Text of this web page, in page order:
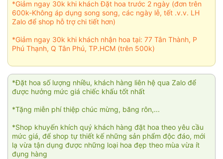
*Giảm ngay 30k khi khách Đặt hoa trước 2 ngày (đơn trên
600k-Không áp dụng song song, các ngày lễ, tết .v.v. LH
Zalo để shop hỗ trợ chi tiết hơn)
*Giảm ngay 30k khi khách nhận hoa tại: 77 Tân Thành, P
Phú Thạnh, Q Tân Phú, TP.HCM (trên 500k)
*Đặt hoa số lượng nhiều, khách hàng liên hệ qua Zalo để
được hưởng mức giá chiếc khấu tốt nhất
*Tặng miễn phí thiệp chúc mừng, băng rôn,...
*Shop khuyến khích quý khách hàng đặt hoa theo yêu cầu
mức giá, để shop tự thiết kế những sản phẩm độc đáo, mới
lạ vừa tận dụng được những loại hoa đẹp theo mùa vừa ít
đụng hàng